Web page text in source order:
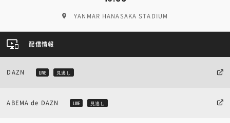
YANMAR HANASAKA STADIUM
配信情報
DAZN LIVE 見逃し
ABEMA de DAZN LIVE 見逃し